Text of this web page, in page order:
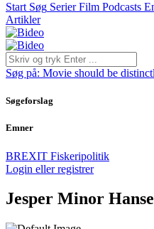
Start Søg Serier Film Podcasts
Artikler
Søg på: Movie should be
Søgeforslag
Emner
BREXIT Fiskeripolitik
Login eller registrer
Jesper Minor